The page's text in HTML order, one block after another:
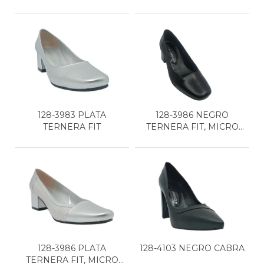
128-3983 PLATA
TERNERA FIT
128-3986 NEGRO
TERNERA FIT, MICRO
128-3986 PLATA
TERNERA FIT, MICRO
128-4103 NEGRO CABRA